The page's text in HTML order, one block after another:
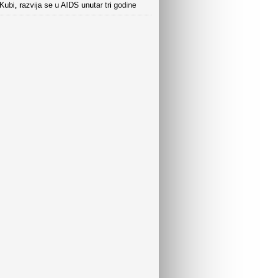
Kubi, razvija se u AIDS unutar tri godine